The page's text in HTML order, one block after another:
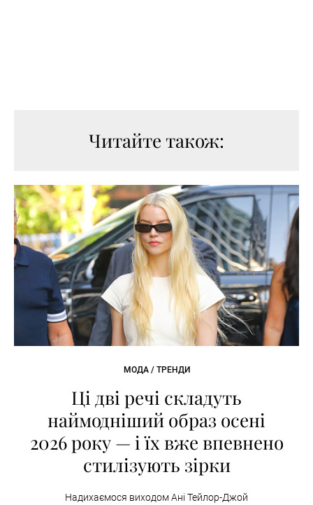
Читайте також:
МОДА / ТРЕНДИ
Ці дві речі складуть
наймодніший образ осені
2026 року — і їх вже впевнено
стилізують зірки
Надихаємося виходом Ані Тейлор-Джой